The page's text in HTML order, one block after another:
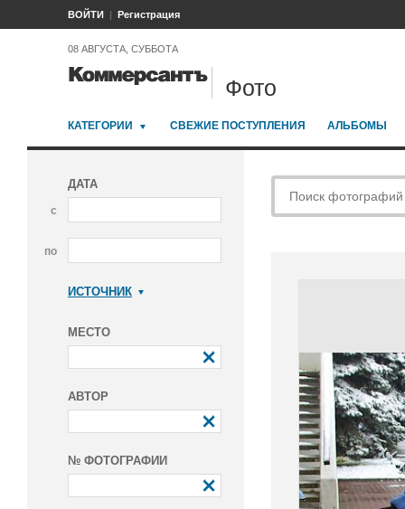
ВОЙТИ Регистрация
08 АВГУСТА, СУББОТА
Фото
КАТЕГОРИИ СВЕЖИЕ ПОСТУПЛЕНИЯ АЛЬБОМЫ
ДАТА
с
по
ИСТОЧНИК
МЕСТО
АВТОР
№ ФОТОГРАФИИ